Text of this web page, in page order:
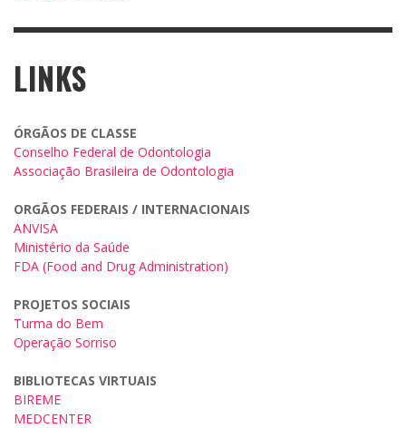
LINKS
ÓRGÃOS DE CLASSE
Conselho Federal de Odontologia
Associação Brasileira de Odontologia
ORGÃOS FEDERAIS / INTERNACIONAIS
ANVISA
Ministério da Saúde
FDA (Food and Drug Administration)
PROJETOS SOCIAIS
Turma do Bem
Operação Sorriso
BIBLIOTECAS VIRTUAIS
BIREME
MEDCENTER